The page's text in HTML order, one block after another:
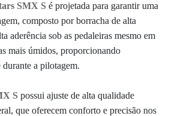
SMX S é projetada para garantir uma
composto por borracha de alta
aderência sob as pedaleiras mesmo em
mais úmidos, proporcionando
durante a pilotagem.
S possui ajuste de alta qualidade
que oferecem conforto e precisão nos